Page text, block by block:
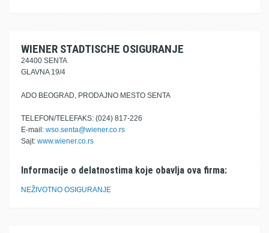
WIENER STADTISCHE OSIGURANJE
24400 SENTA
GLAVNA 19/4
ADO BEOGRAD, PRODAJNO MESTO SENTA
TELEFON/TELEFAKS: (024) 817-226
E-mail: wso.senta@wiener.co.rs
Sajt: www.wiener.co.rs
Informacije o delatnostima koje obavlja ova firma:
NEŽIVOTNO OSIGURANJE